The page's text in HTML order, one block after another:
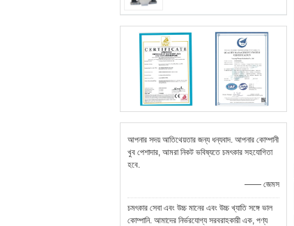
আপনার সদয় আতিথেয়তার জন্য ধন্যবাদ. আপনার কোম্পানী
খুব পেশাদার, আমরা নিকট ভবিষ্যতে চমৎকার সহযোগিতা
হবে.
—— জেমস
চমৎকার সেবা এবং উচ্চ মানের এবং উচ্চ খ্যাতি সঙ্গে ভাল
কোম্পানি. আমাদের নির্ভরযোগ্য সরবরাহকারী এক, পণ্য